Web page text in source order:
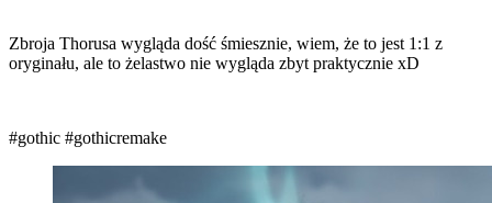
Zbroja Thorusa wygląda dość śmiesznie, wiem, że to jest 1:1 z
oryginału, ale to żelastwo nie wygląda zbyt praktycznie xD
#gothic #gothicremake